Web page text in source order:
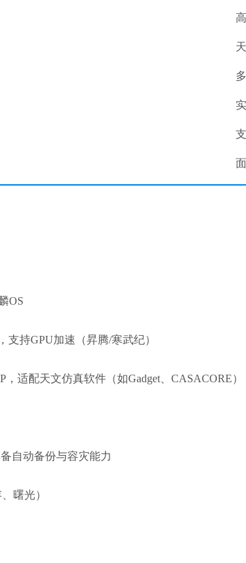
OS
支持GPU加速（昇腾/寒武纪）
适配天文仿真软件（如Gadget、CASACORE）
自动备份与容灾能力
曙光）